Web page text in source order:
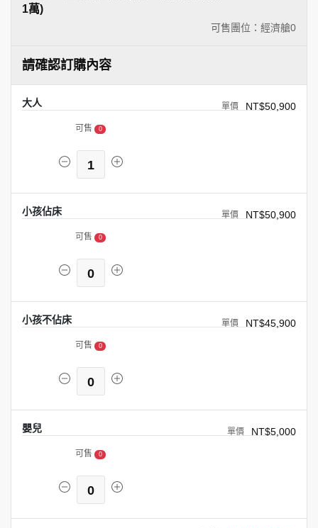
可售團位：經濟艙0
1萬)
請確認訂購內容
大人 NT$50,900
可售 0
1
小孩佔床 NT$50,900
可售 0
0
小孩不佔床 NT$45,900
可售 0
0
嬰兒 NT$5,000
可售 0
0